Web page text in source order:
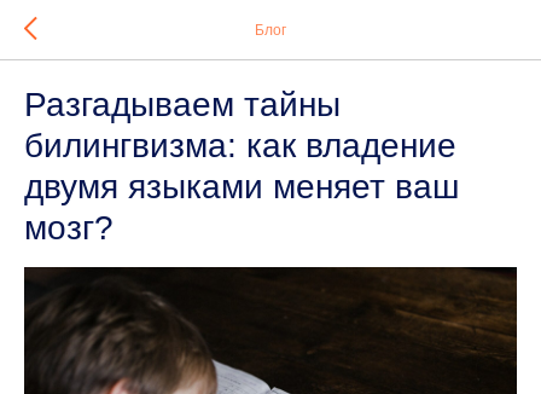
Блог
Разгадываем тайны
билингвизма: как владение
двумя языками меняет ваш
мозг?